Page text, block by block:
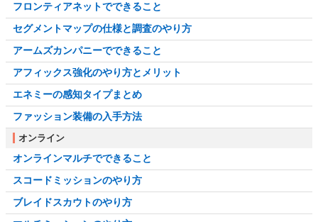
フロンティアネットでできること
セグメントマップの仕様と調査のやり方
アームズカンパニーでできること
アフィックス強化のやり方とメリット
エネミーの感知タイプまとめ
ファッション装備の入手方法
オンライン
オンラインマルチでできること
スコードミッションのやり方
ブレイドスカウトのやり方